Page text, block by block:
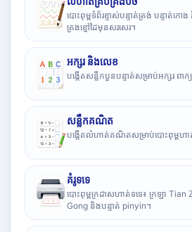
បោះពុម្ពទំព័រខ្ទាស់បន្ទាត់ត្រង់ បន្ទាត់ក
គ្រងខ្មៅដៃមុនសរសេរ។
អក្សរ និងលេខ
បង្កើតសន្លឹកបួនបន្ទាត់សម្រាប់អក្សរ ព
សន្លឹកគណិត
បង្កើតលំហាត់គណិតសម្រាប់បោះពុម្ពហាត់
គំរូទទេ
បោះពុម្ពក្រដាសហាត់ទទេ៖ ក្រឡា Tian
Gong និងបន្ទាត់ pinyin។